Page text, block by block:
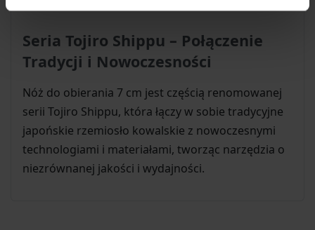
Seria Tojiro Shippu – Połączenie
Tradycji i Nowoczesności
Nóż do obierania 7 cm jest częścią renomowanej
serii Tojiro Shippu, która łączy w sobie tradycyjne
japońskie rzemiosło kowalskie z nowoczesnymi
technologiami i materiałami, tworząc narzędzia o
niezrównanej jakości i wydajności.